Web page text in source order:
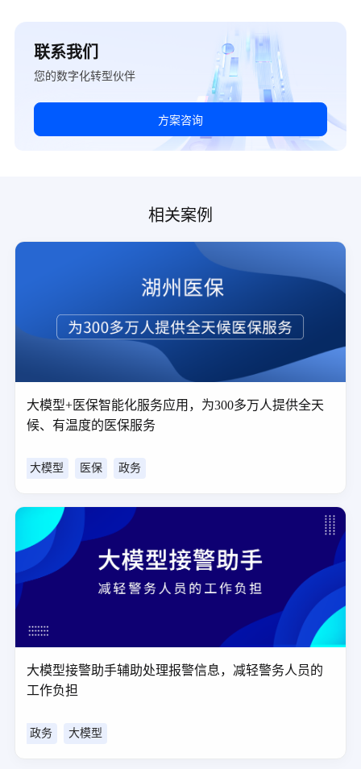
联系我们
您的数字化转型伙伴
方案咨询
相关案例
大模型+医保智能化服务应用，为300多万人提供全天
候、有温度的医保服务
大模型 医保 政务
大模型接警助手辅助处理报警信息，减轻警务人员的
工作负担
政务 大模型